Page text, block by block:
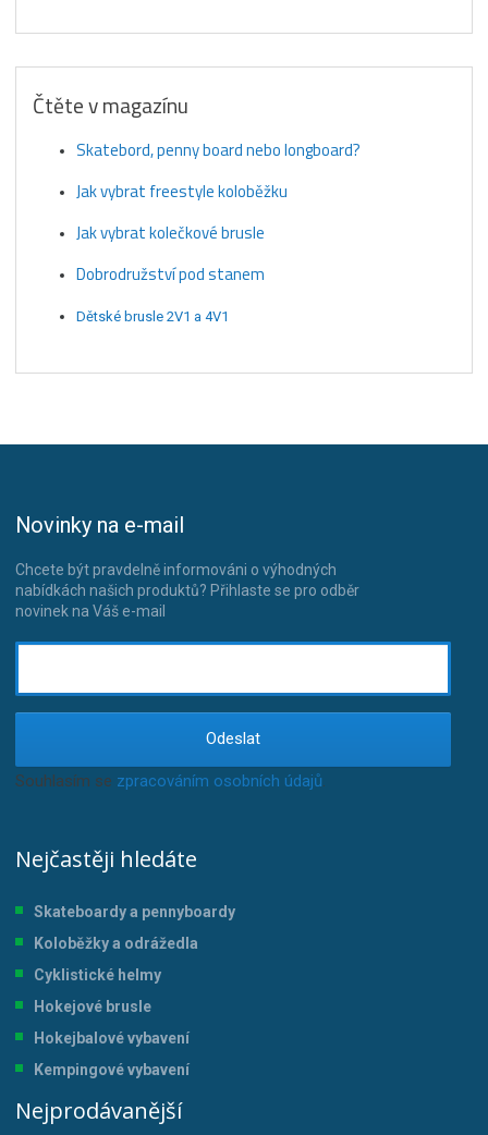
Čtěte v magazínu
Skatebord, penny board nebo longboard?
Jak vybrat freestyle koloběžku
Jak vybrat kolečkové brusle
Dobrodružství pod stanem
Dětské brusle 2V1 a 4V1
Novinky na e-mail
Chcete být pravdelně informováni o výhodných
nabídkách našich produktů? Přihlaste se pro odběr
novinek na Váš e-mail
Odeslat
Souhlasím se zpracováním osobních údajů
Nejčastěji hledáte
Skateboardy a pennyboardy
Koloběžky a odrážedla
Cyklistické helmy
Hokejové brusle
Hokejbalové vybavení
Kempingové vybavení
Nejprodávanější